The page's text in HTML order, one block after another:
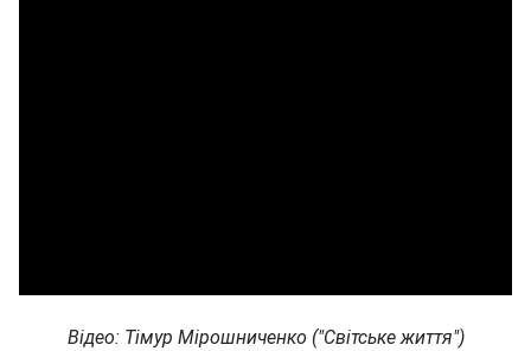
Відео: Тімур Мірошниченко ("Світське життя")